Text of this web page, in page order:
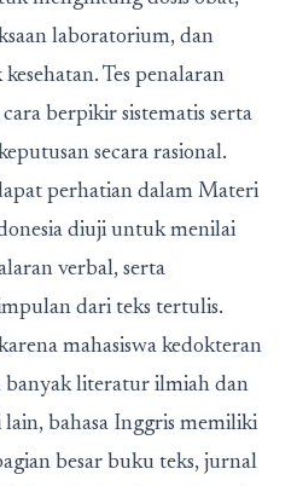
laboratorium, dan
Tes penalaran
berpikir sistematis serta
secara rasional.
perhatian dalam Materi
diuji untuk menilai
verbal, serta
dari teks tertulis.
mahasiswa kedokteran
banyak literatur ilmiah dan
bahasa Inggris memiliki
besar buku teks, jurnal